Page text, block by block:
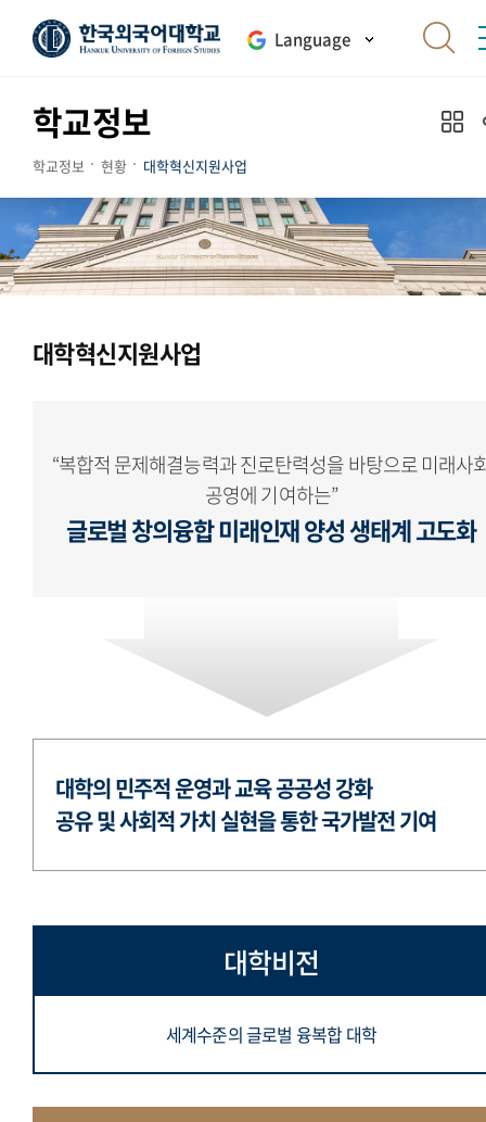
Language
학교정보
학교정보 현황 대학혁신지원사업
대학혁신지원사업
“복합적 문제해결능력과 진로탄력성을 바탕으로 미래사
공영에 기여하는”
글로벌 창의융합 미래인재 양성 생태계 고도화
대학의 민주적 운영과 교육 공공성 강화
공유 및 사회적 가치 실현을 통한 국가발전 기여
대학비전
세계수준의 글로벌 융복합 대학